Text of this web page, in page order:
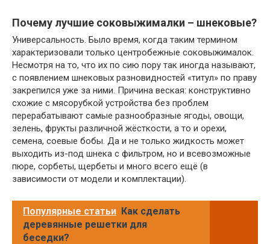
Почему лучшие соковыжималки – шнековые?
Универсальность. Было время, когда таким термином
характеризовали только центробежные соковыжималок.
Несмотря на то, что их по сию пору так иногда называют,
с появлением шнековых разновидностей «титул» по праву
закрепился уже за ними. Причина веская: конструктивно
схожие с мясорубкой устройства без проблем
перерабатывают самые разнообразные ягоды, овощи,
зелень, фрукты различной жёсткости, а то и орехи,
семена, соевые бобы. Да и не только жидкость может
выходить из-под шнека с фильтром, но и всевозможные
пюре, сорбеты, щербеты и много всего ещё (в
зависимости от модели и комплектации).
Популярные статьи Как сделать
деревянные решетки для
беседки?